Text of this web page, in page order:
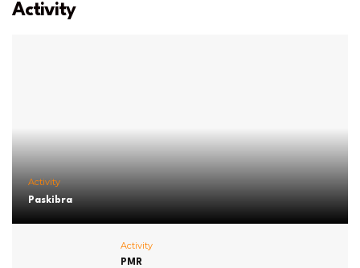
Activity
Activity
Paskibra
Activity
PMR